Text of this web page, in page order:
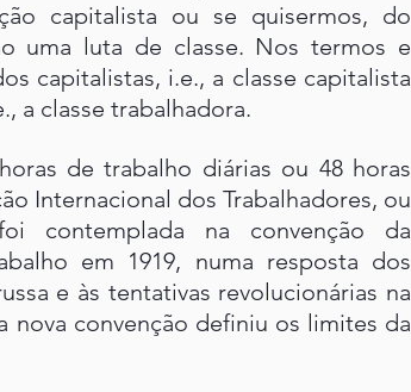
capitalista ou se quisermos, do
uma luta de classe. Nos termos e
capitalistas, i.e., a classe capitalista
a classe trabalhadora.
de trabalho diárias ou 48 horas
Internacional dos Trabalhadores, ou
contemplada na convenção da
em 1919, numa resposta dos
e às tentativas revolucionárias na
nova convenção definiu os limites da